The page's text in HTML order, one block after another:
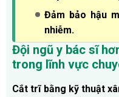
Đảm bảo hậu
nhiễm.
Đội ngũ y bác sĩ
trong lĩnh vực
Cắt trĩ bằng kỹ thuật